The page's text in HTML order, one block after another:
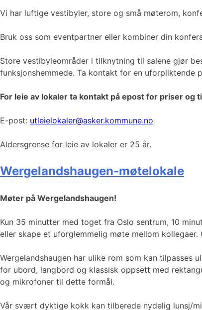
Vi har luftige vestibyler, store og små møterom,
Bruk oss som eventpartner eller kombiner din
Store vestibyleområder i tilknytning til salene gjør
funksjonshemmede. Ta kontakt for en uforpliktende
For leie av lokaler ta kontakt på epost for priser og
E-post: utleielokaler@asker.kommune.no
Aldersgrense for leie av lokaler er 25 år.
Wergelandshaugen-møtelokale
Møter på Wergelandshaugen!
Kun 35 minutter med toget fra Oslo sentrum, 10
eller skape et uforglemmelig møte mellom
Wergelandshaugen har ulike rom som kan tilpasses
for ubord, langbord og klassisk oppsett med
og mikrofoner til dette formål.
Vår svært dyktige kokk kan tilberede nydelig lunsj/